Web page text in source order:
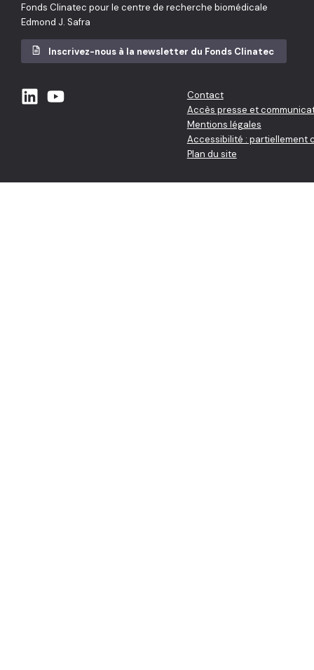
Fonds Clinatec pour le centre de recherche biomédicale
Edmond J. Safra
Inscrivez-nous à la newsletter du Fonds Clinatec
Contact
Accès presse et
Mentions légales
Accessibilité : partiellement
Plan du site